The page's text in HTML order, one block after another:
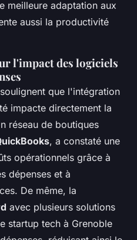
meilleure adaptation aux
aussi la productivité
l'impact des logiciels
que l'intégration
impacte directement la
réseau de boutiques
, a constaté une
opérationnels grâce à
dépenses et à
De même, la
avec plusieurs solutions
startup tech à Grenoble